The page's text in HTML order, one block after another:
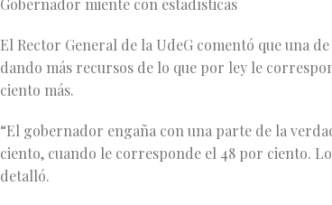
Gobernador miente con estadísticas
El Rector General de la UdeG comentó que una
dando más recursos de lo que por ley le
ciento más.
“El gobernador engaña con una parte de la
ciento, cuando le corresponde el 48 por ciento.
detalló.